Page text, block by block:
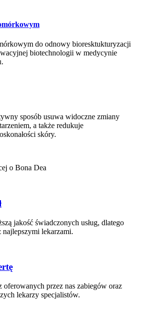
do odnowy bioresktukturyzacji
biotechnologii w medycynie
sposób usuwa widoczne zmiany
a także redukuje
skóry.
o Bona Dea
jakość świadczonych usług, dlatego
lekarzami.
oferowanych przez nas zabiegów oraz
lekarzy specjalistów.